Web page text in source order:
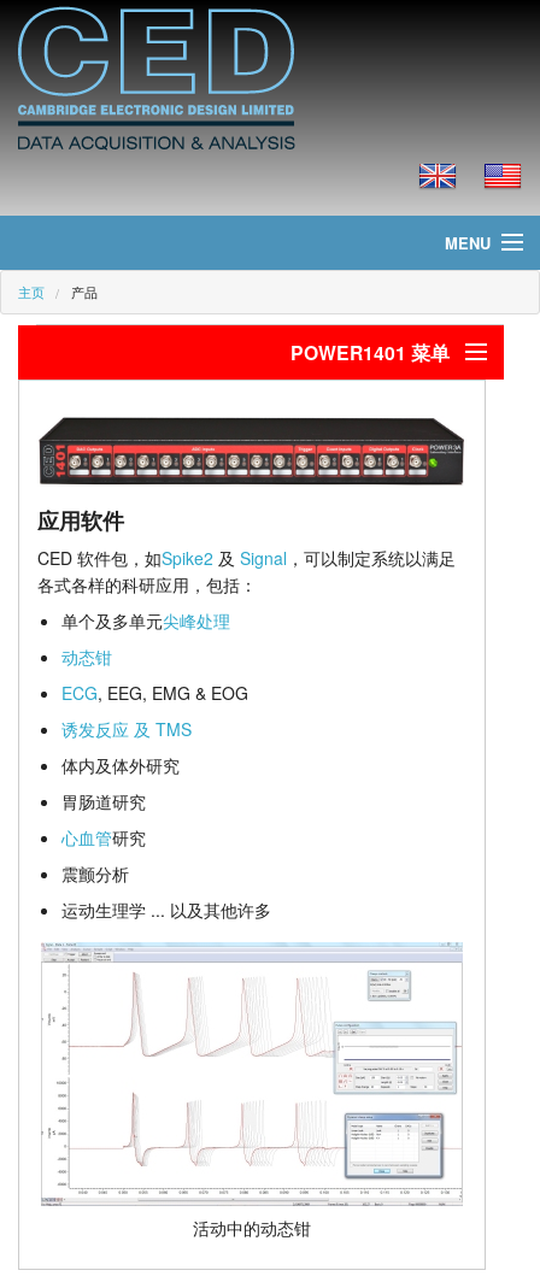
MENU
主页
价格
下载
教程
支持
经销商
主页 产品
POWER1401 菜单
应用软件
扩展单元
应用软件
CED 软件包，如Spike2 及 Signal ，可以制定系统以满足
各式各样的科研应用，包括：
单个及多单元尖峰处理
动态钳
ECG, EEG, EMG & EOG
诱发反应 及 TMS
体内及体外研究
胃肠道研究
心血管研究
震颤分析
运动生理学 ... 以及其他许多
活动中的动态钳